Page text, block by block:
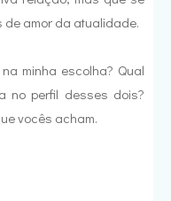
de amor da atualidade.
minha escolha? Qual
no perfil desses dois?
vocês acham.